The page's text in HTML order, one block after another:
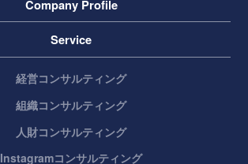
Company Profile
Service
経営コンサルティング
組織コンサルティング
人財コンサルティング
Instagramコンサルティング